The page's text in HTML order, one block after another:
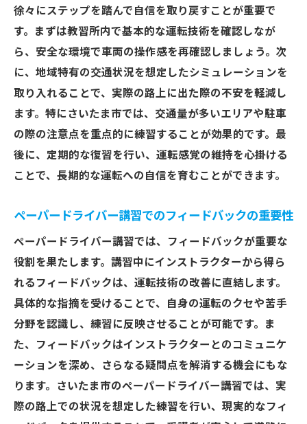
徐々にステップを踏んで自信を取り戻すことが重要で
す。まずは教習所内で基本的な運転技術を確認しなが
ら、安全な環境で車両の操作感を再確認しましょう。次
に、地域特有の交通状況を想定したシミュレーションを
取り入れることで、実際の路上に出た際の不安を軽減し
ます。特にさいたま市では、交通量が多いエリアや駐車
の際の注意点を重点的に練習することが効果的です。最
後に、定期的な復習を行い、運転感覚の維持を心掛ける
ことで、長期的な運転への自信を育むことができます。
ペーパードライバー講習でのフィードバックの重要性
ペーパードライバー講習では、フィードバックが重要な
役割を果たします。講習中にインストラクターから得ら
れるフィードバックは、運転技術の改善に直結します。
具体的な指摘を受けることで、自身の運転のクセや苦手
分野を認識し、練習に反映させることが可能です。ま
た、フィードバックはインストラクターとのコミュニケ
ーションを深め、さらなる疑問点を解消する機会にもな
ります。さいたま市のペーパードライバー講習では、実
際の路上での状況を想定した練習を行い、現実的なフィ